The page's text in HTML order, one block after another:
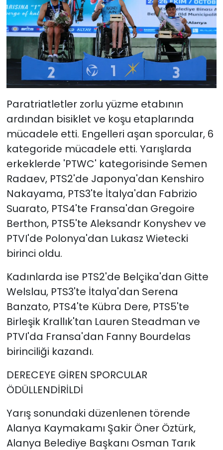
Paratriatletler zorlu yüzme etabının
ardından bisiklet ve koşu etaplarında
mücadele etti. Engelleri aşan sporcular, 6
kategoride mücadele etti. Yarışlarda
erkeklerde 'PTWC' kategorisinde Semen
Radaev, PTS2'de Japonya'dan Kenshiro
Nakayama, PTS3'te İtalya'dan Fabrizio
Suarato, PTS4'te Fransa'dan Gregoire
Berthon, PTS5'te Aleksandr Konyshev ve
PTVI'de Polonya'dan Lukasz Wietecki
birinci oldu.
Kadınlarda ise PTS2'de Belçika'dan Gitte
Welslau, PTS3'te İtalya'dan Serena
Banzato, PTS4'te Kübra Dere, PTS5'te
Birleşik Krallık'tan Lauren Steadman ve
PTVI'da Fransa'dan Fanny Bourdelas
birinciliği kazandı.
DERECEYE GİREN SPORCULAR
ÖDÜLLENDİRİLDİ
Yarış sonundaki düzenlenen törende
Alanya Kaymakamı Şakir Öner Öztürk,
Alanya Belediye Başkanı Osman Tarık